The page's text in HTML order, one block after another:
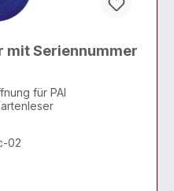
mit Seriennummer
für PAI
02